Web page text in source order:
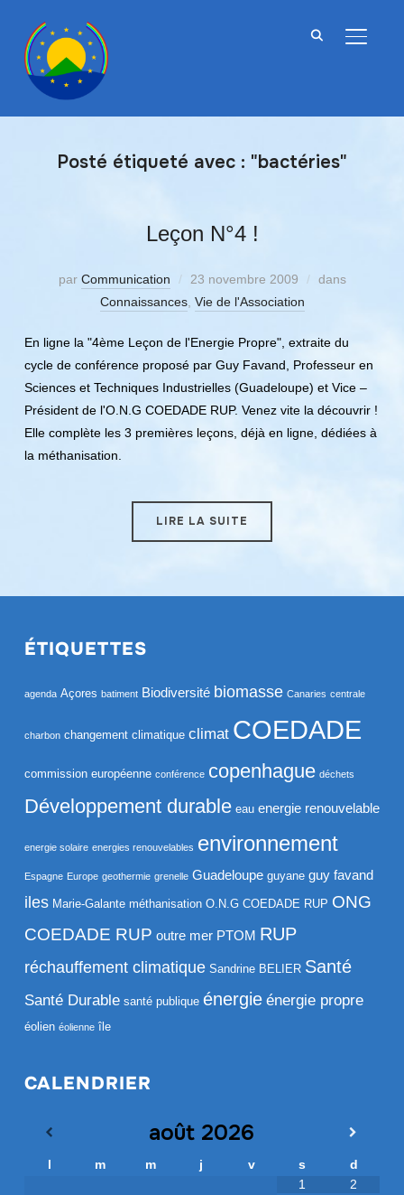
Posté étiqueté avec : "bactéries"
Leçon N°4 !
par Communication 23 novembre 2009
dans
Connaissances, Vie de l'Association
En ligne la "4ème Leçon de l'Energie Propre", extraite du
cycle de conférence proposé par Guy Favand, Professeur en
Sciences et Techniques Industrielles (Guadeloupe) et Vice –
Président de l'O.N.G COEDADE RUP. Venez vite la découvrir !
Elle complète les 3 premières leçons, déjà en ligne, dédiées à
la méthanisation.
LIRE LA SUITE
ÉTIQUETTES
agenda Açores batiment Biodiversité biomasse Canaries centrale
charbon changement climatique climat COEDADE
commission européenne conférence copenhague déchets
Développement durable eau energie renouvelable
energie solaire energies renouvelables environnement
Espagne Europe geothermie grenelle Guadeloupe guyane guy favand
iles Marie-Galante méthanisation O.N.G COEDADE RUP ONG
COEDADE RUP outre mer PTOM RUP
réchauffement climatique Sandrine BELIER Santé
Santé Durable santé publique énergie énergie propre
éolien éolienne île
CALENDRIER
août 2026
l m m j v s
d
1
2